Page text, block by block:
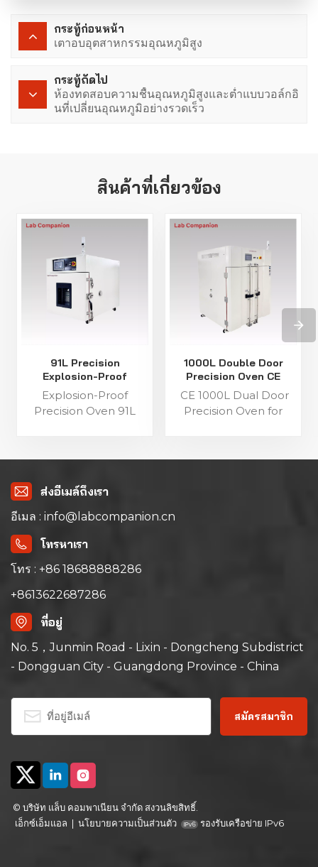
กระทู้ก่อนหน้า
เตาอบอุตสาหกรรมอุณหภูมิสูง
กระทู้ถัดไป
ห้องทดสอบความชื้นอุณหภูมิสูงและต่ำแบบวอล์กอิ
นที่เปลี่ยนอุณหภูมิอย่างรวดเร็ว
สินค้าที่เกี่ยวข้อง
91L Precision
Explosion-Proof
Industrial Oven
Explosion-Proof
Precision Oven 91L
industrial precision
door structure for
equipped with a C100
controller and triple
over-temperature
precise temperature
range of ambient +15℃
to 200℃ with a non-
linear empty load
heating rate of
approximately
air convection system
ensures uniform air
and heat distribution,
curing, bonding,
defoaming and other
industrial processes.
1000L Double Door
Precision Oven CE
Certified for Lab
CE 1000L Dual Door
Precision Oven for
precision oven features
air convection system
ensures uniform air
and heat distribution,
curing, bonding,
defoaming and other
industrial processes.
ส่งอีเมล์ถึงเรา
อีเมล : info@labcompanion.cn
โทรหาเรา
โทร : +86 18688888286
+8613622687286
ที่อยู่
No. 5，Junmin Road - Lixin - Dongcheng Subdistrict
- Dongguan City - Guangdong Province - China
© บริษัท แล็บ คอมพาเนียน จำกัด สงวนลิขสิทธิ์.
เอ็กซ์เอ็มแอล | นโยบายความเป็นส่วนตัว รองรับเครือข่าย IPv6